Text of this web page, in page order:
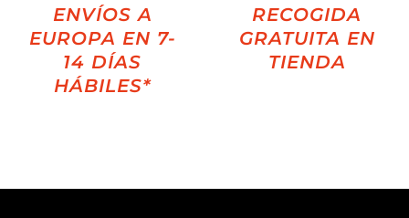
ENVÍOS A
EUROPA EN 7-
14 DÍAS
HÁBILES*
RECOGIDA
GRATUITA EN
TIENDA